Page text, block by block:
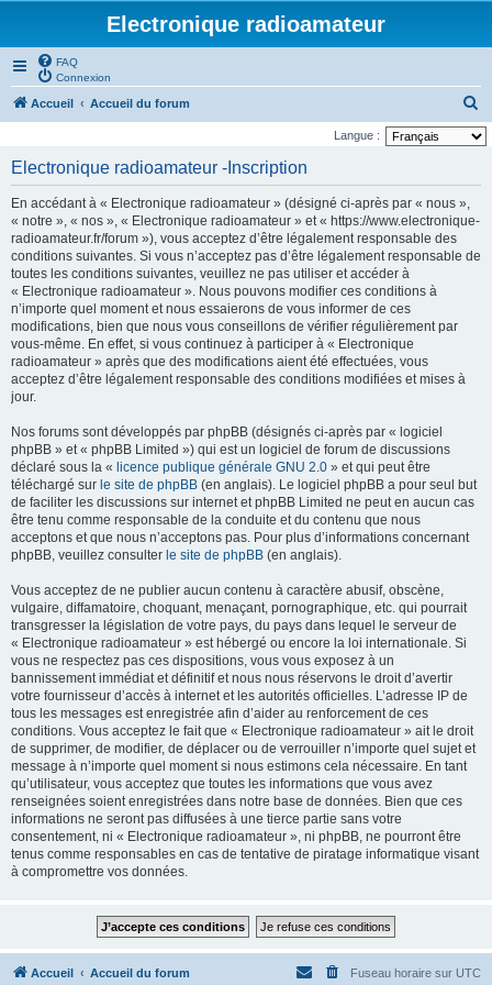
Electronique radioamateur
FAQ
Connexion
Accueil Accueil du forum
e
Langue :
Electronique radioamateur -Inscription
En accédant à « Electronique radioamateur » (désigné ci-après par « nous »,
« notre », « nos », « Electronique radioamateur » et « https://www.electronique-
radioamateur.fr/forum »), vous acceptez d’être légalement responsable des
conditions suivantes. Si vous n’acceptez pas d’être légalement responsable de
toutes les conditions suivantes, veuillez ne pas utiliser et accéder à
« Electronique radioamateur ». Nous pouvons modifier ces conditions à
n’importe quel moment et nous essaierons de vous informer de ces
modifications, bien que nous vous conseillons de vérifier régulièrement par
vous-même. En effet, si vous continuez à participer à « Electronique
radioamateur » après que des modifications aient été effectuées, vous
acceptez d’être légalement responsable des conditions modifiées et mises à
jour.
Nos forums sont développés par phpBB (désignés ci-après par « logiciel
phpBB » et « phpBB Limited ») qui est un logiciel de forum de discussions
déclaré sous la « licence publique générale GNU 2.0 » et qui peut être
téléchargé sur le site de phpBB (en anglais). Le logiciel phpBB a pour seul but
de faciliter les discussions sur internet et phpBB Limited ne peut en aucun cas
être tenu comme responsable de la conduite et du contenu que nous
acceptons et que nous n’acceptons pas. Pour plus d’informations concernant
phpBB, veuillez consulter le site de phpBB (en anglais).
Vous acceptez de ne publier aucun contenu à caractère abusif, obscène,
vulgaire, diffamatoire, choquant, menaçant, pornographique, etc. qui pourrait
transgresser la législation de votre pays, du pays dans lequel le serveur de
« Electronique radioamateur » est hébergé ou encore la loi internationale. Si
vous ne respectez pas ces dispositions, vous vous exposez à un
bannissement immédiat et définitif et nous nous réservons le droit d’avertir
votre fournisseur d’accès à internet et les autorités officielles. L’adresse IP de
tous les messages est enregistrée afin d’aider au renforcement de ces
conditions. Vous acceptez le fait que « Electronique radioamateur » ait le droit
de supprimer, de modifier, de déplacer ou de verrouiller n’importe quel sujet et
message à n’importe quel moment si nous estimons cela nécessaire. En tant
qu’utilisateur, vous acceptez que toutes les informations que vous avez
renseignées soient enregistrées dans notre base de données. Bien que ces
informations ne seront pas diffusées à une tierce partie sans votre
consentement, ni « Electronique radioamateur », ni phpBB, ne pourront être
tenus comme responsables en cas de tentative de piratage informatique visant
à compromettre vos données.
Accueil Accueil du forum Fuseau horaire sur UTC